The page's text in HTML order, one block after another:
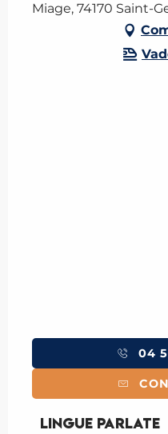
Miage, 74170 Saint-
04
Lingue parlate
Lingue parlate